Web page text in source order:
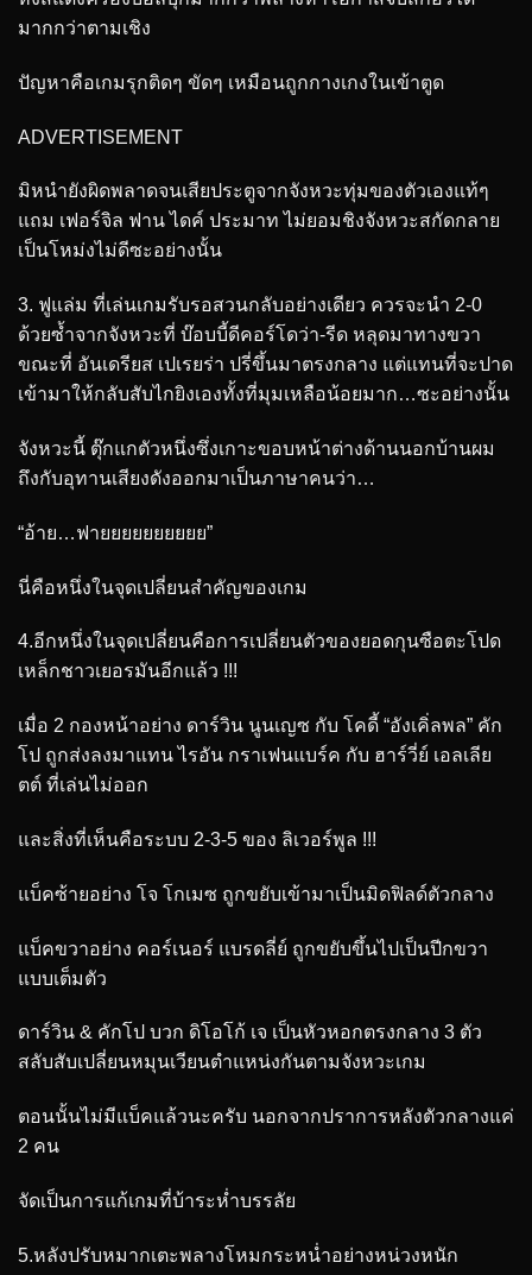
มากกว่าตามเชิง
ปัญหาคือเกมรุกติดๆ ขัดๆ เหมือนถูกกางเกงในเข้าตูด
ADVERTISEMENT
มิหนำยังผิดพลาดจนเสียประตูจากจังหวะทุ่มของตัวเองแท้ๆ
แถม เฟอร์จิล ฟาน ไดค์ ประมาท ไม่ยอมชิงจังหวะสกัดกลาย
เป็นโหม่งไม่ดีซะอย่างนั้น
3. ฟูแล่ม ที่เล่นเกมรับรอสวนกลับอย่างเดียว ควรจะนำ 2-0
ด้วยซ้ำจากจังหวะที่ บ๊อบบี้ดีคอร์โดว่า-รีด หลุดมาทางขวา
ขณะที่ อันเดรียส เปเรยร่า ปรี่ขึ้นมาตรงกลาง แต่แทนที่จะปาด
เข้ามาให้กลับสับไกยิงเองทั้งที่มุมเหลือน้อยมาก…ซะอย่างนั้น
จังหวะนี้ ตุ๊กแกตัวหนึ่งซึ่งเกาะขอบหน้าต่างด้านนอกบ้านผม
ถึงกับอุทานเสียงดังออกมาเป็นภาษาคนว่า…
“อ้าย…ฟายยยยยยยยยย”
นี่คือหนึ่งในจุดเปลี่ยนสำคัญของเกม
4.อีกหนึ่งในจุดเปลี่ยนคือการเปลี่ยนตัวของยอดกุนซือตะโปด
เหล็กชาวเยอรมันอีกแล้ว !!!
เมื่อ 2 กองหน้าอย่าง ดาร์วิน นูนเญซ กับ โคดี้ “อังเคิ่ลพล” คัก
โป ถูกส่งลงมาแทน ไรอัน กราเฟนแบร์ค กับ ฮาร์วี่ย์ เอลเลีย
ตต์ ที่เล่นไม่ออก
และสิ่งที่เห็นคือระบบ 2-3-5 ของ ลิเวอร์พูล !!!
แบ็คซ้ายอย่าง โจ โกเมซ ถูกขยับเข้ามาเป็นมิดฟิลด์ตัวกลาง
แบ็คขวาอย่าง คอร์เนอร์ แบรดลี่ย์ ถูกขยับขึ้นไปเป็นปีกขวา
แบบเต็มตัว
ดาร์วิน & คักโป บวก ดิโอโก้ เจ เป็นหัวหอกตรงกลาง 3 ตัว
สลับสับเปลี่ยนหมุนเวียนตำแหน่งกันตามจังหวะเกม
ตอนนั้นไม่มีแบ็คแล้วนะครับ นอกจากปราการหลังตัวกลางแค่
2 คน
จัดเป็นการแก้เกมที่บ้าระห่ำบรรลัย
5.หลังปรับหมากเตะพลางโหมกระหน่ำอย่างหน่วงหนัก